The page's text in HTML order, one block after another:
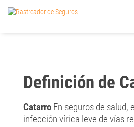
Definición de
Catarro En seguros de salud,
infección vírica leve de vías